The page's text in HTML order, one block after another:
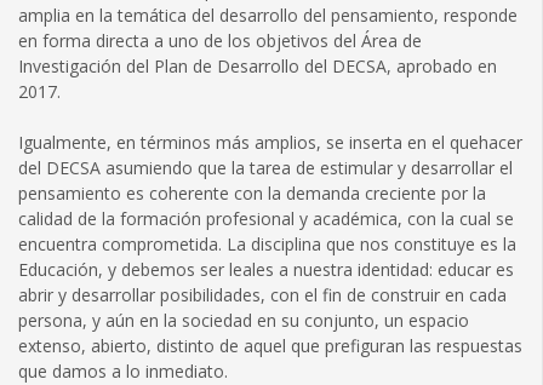
amplia en la temática del desarrollo del pensamiento, responde
en forma directa a uno de los objetivos del Área de
Investigación del Plan de Desarrollo del DECSA, aprobado en
2017.
Igualmente, en términos más amplios, se inserta en el quehacer
del DECSA asumiendo que la tarea de estimular y desarrollar el
pensamiento es coherente con la demanda creciente por la
calidad de la formación profesional y académica, con la cual se
encuentra comprometida. La disciplina que nos constituye es la
Educación, y debemos ser leales a nuestra identidad: educar es
abrir y desarrollar posibilidades, con el fin de construir en cada
persona, y aún en la sociedad en su conjunto, un espacio
extenso, abierto, distinto de aquel que prefiguran las respuestas
que damos a lo inmediato.